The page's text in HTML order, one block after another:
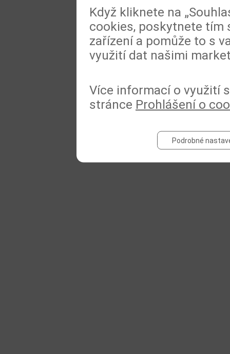
Když kliknete na
cookies, poskytnete tím
zařízení a pomůže to s
využití dat našimi
Více informací o využití
stránce Prohlášení o
Podrobné